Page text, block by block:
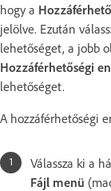
hogy a
jelölve. Ezután
lehetőséget, a jobb
Hozzáférhetőségi
lehetőséget.
A hozzáférhetőségi
Válassza ki a
Fájl menü